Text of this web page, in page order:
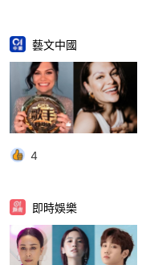
藝文中國
4
即時娛樂